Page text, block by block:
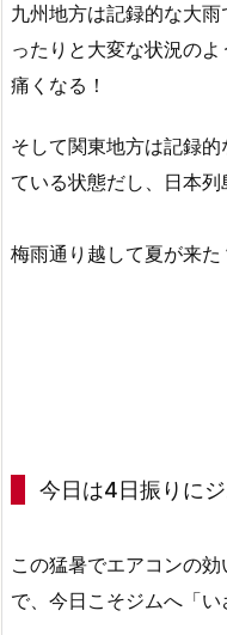
九州地方は記録的な大
ったりと大変な状況の
痛くなる！
そして関東地方は記録
ている状態だし、日本
梅雨通り越して夏が来た
今日は4日振りに
この猛暑でエアコンの
で、今日こそジムへ「い